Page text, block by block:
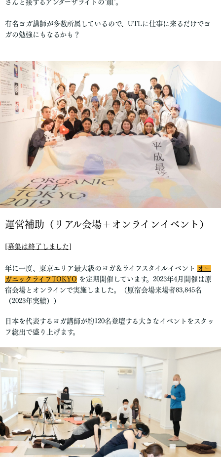
さんと接するアンダーザライトの"顔"。
有名ヨガ講師が多数所属しているので、UTLに仕事に来るだけでヨ
ガの勉強にもなるかも？
運営補助（リアル会場＋オンラインイベント）
[募集は終了しました]
年に一度、東京エリア最大級のヨガ＆ライフスタイルイベント
オー
ガニックライフTOKYO を定期開催しています。2023年4月開催は原
宿会場とオンラインで実施しました。（原宿会場来場者83,845名
（2023年実績））
日本を代表するヨガ講師が約120名登壇する大きなイベントをスタッ
フ総出で盛り上げます。